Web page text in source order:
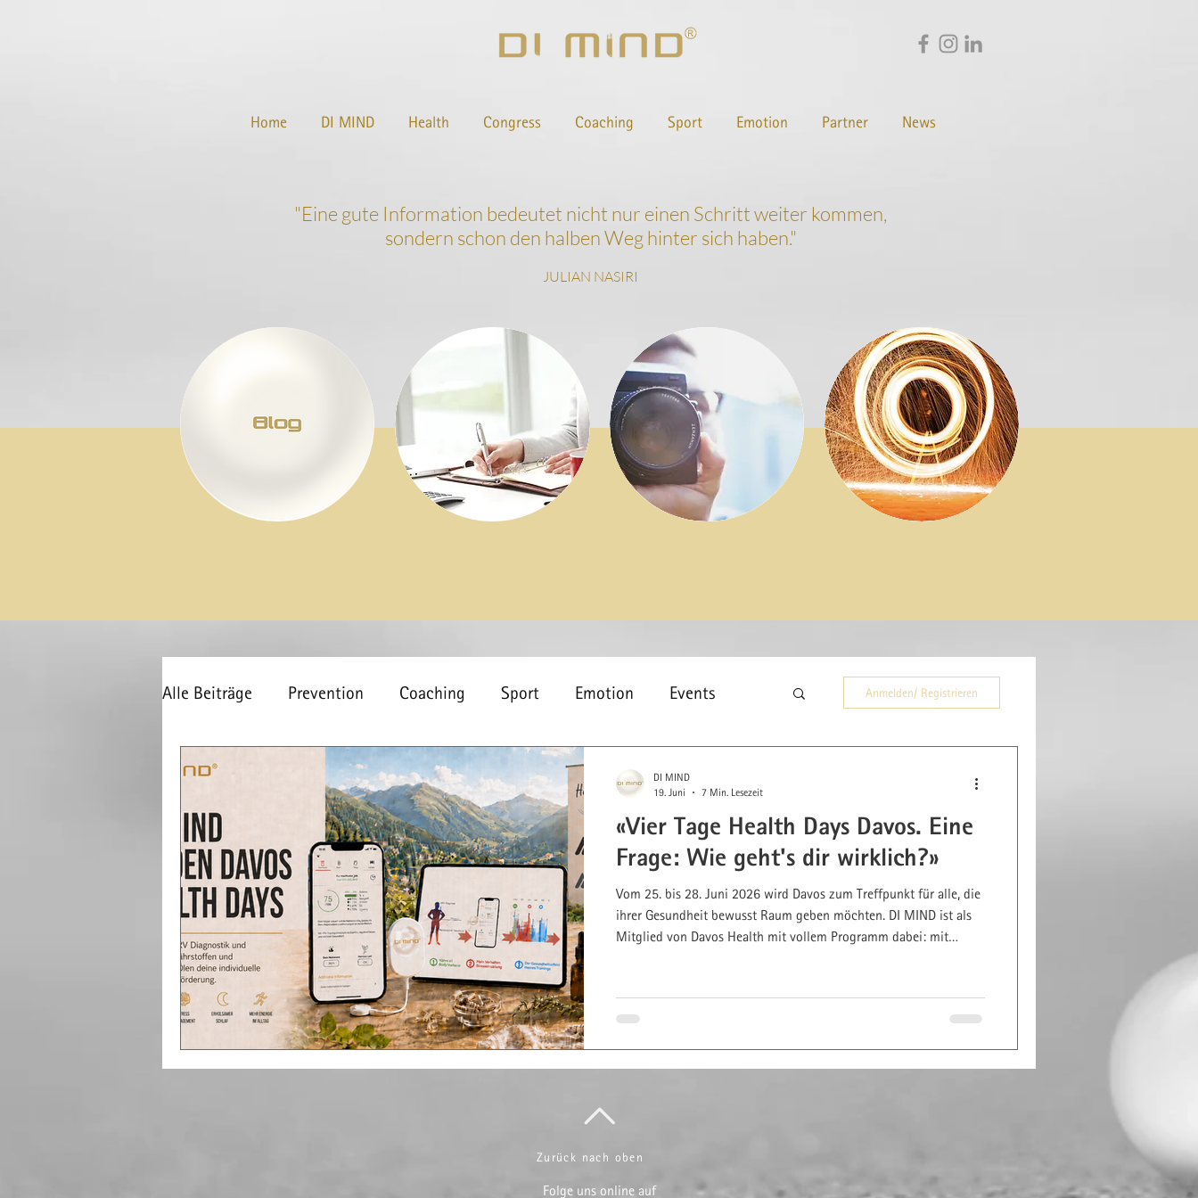
Home DI MIND Health Congress Coaching Sport Emotion Partner News
"Eine gute Information bedeutet nicht nur einen Schritt weiter kommen,
sondern schon den halben Weg hinter sich haben."
JULIAN NASIRI
Alle Beiträge Prevention Coaching Sport Emotion Events
Inside COVID-19 Gesundheit Gesundheitsförderung
Mindset Aromatherapie Lifestyle-Visualisierung
Gesundheitsberatung Nährstoffberatung Energy Pacing
Mentaltherapie
Anmelden/ Registrieren
«Vier Tage Health Days Davos. Eine
Frage: Wie geht's dir wirklich?»
Vom 25. bis 28. Juni 2026 wird Davos zum Treffpunkt für alle, die
ihrer Gesundheit bewusst Raum geben möchten. DI MIND ist als
Mitglied von Davos Health mit vollem Programm dabei: mit
im Praxiszentrum Davos. Mehr Energie, mehr Bewusstsein, mehr
Eigenverantwortung.
DI MIND
19. Juni
7 Min. Lesezeit
Zurück nach oben
Folge uns online auf